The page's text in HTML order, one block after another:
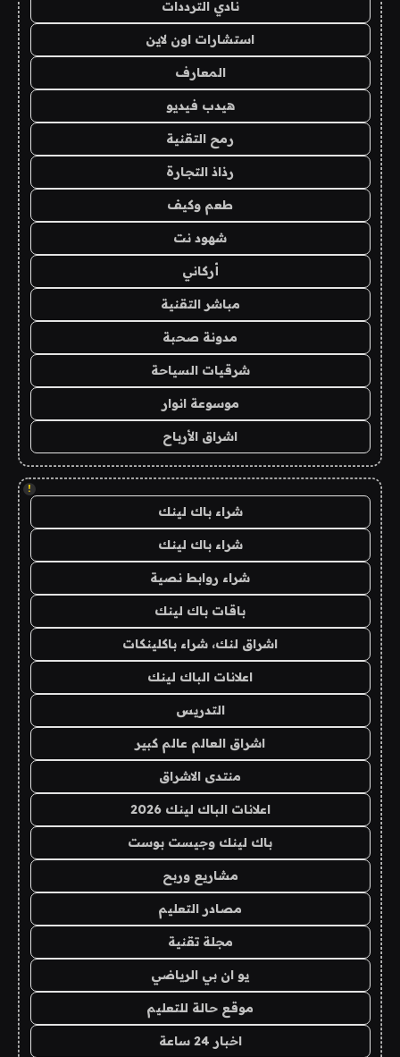
نادي الترددات
استشارات اون لاين
المعارف
هيدب فيديو
رمح التقنية
رذاذ التجارة
طعم وكيف
شهود نت
أركاني
مباشر التقنية
مدونة صحبة
شرقيات السياحة
موسوعة انوار
اشراق الأرباح
!
شراء باك لينك
شراء باك لينك
شراء روابط نصية
باقات باك لينك
اشراق لنك، شراء باكلينكات
اعلانات الباك لينك
التدريس
اشراق العالم عالم كبير
منتدى الاشراق
اعلانات الباك لينك 2026
باك لينك وجيست بوست
مشاريع وربح
مصادر التعليم
مجلة تقنية
يو ان بي الرياضي
موقع حالة للتعليم
اخبار 24 ساعة